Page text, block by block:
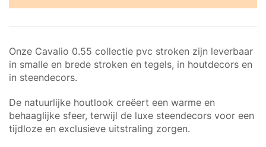
Onze Cavalio 0.55 collectie pvc stroken zijn leverbaar
in smalle en brede stroken en tegels, in houtdecors en
in steendecors.
De natuurlijke houtlook creëert een warme en
behaaglijke sfeer, terwijl de luxe steendecors voor een
tijdloze en exclusieve uitstraling zorgen.